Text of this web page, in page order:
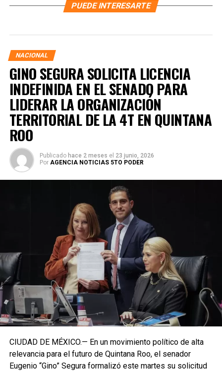
PUEDE INTERESARTE
NACIONAL
GINO SEGURA SOLICITA LICENCIA
INDEFINIDA EN EL SENADO PARA
LIDERAR LA ORGANIZACIÓN
TERRITORIAL DE LA 4T EN QUINTANA
ROO
Publicado hace 2 meses el 23 junio, 2026
Por AGENCIA NOTICIAS 5TO PODER
CIUDAD DE MÉXICO.— En un movimiento político de alta
relevancia para el futuro de Quintana Roo, el senador
Eugenio “Gino” Segura formalizó este martes su solicitud